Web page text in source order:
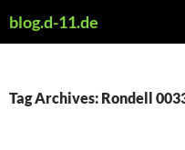
toblog.d-11.de
Tag Archives: Rondell